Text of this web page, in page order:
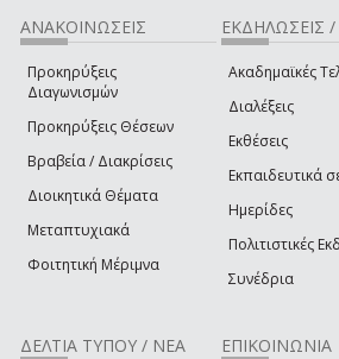
ΑΝΑΚΟΙΝΩΣΕΙΣ
Προκηρύξεις
Διαγωνισμών
Προκηρύξεις Θέσεων
Βραβεία / Διακρίσεις
Διοικητικά Θέματα
Μεταπτυχιακά
Φοιτητική Μέριμνα
ΕΚΔΗΛΩΣΕΙΣ
Ακαδημαϊκές
Διαλέξεις
Εκθέσεις
Εκπαιδευτικά
Ημερίδες
Πολιτιστικές
Συνέδρια
ΔΕΛΤΙΑ ΤΥΠΟΥ / ΝΕΑ ΕΠΙΚΟΙΝΩΝΙΑ